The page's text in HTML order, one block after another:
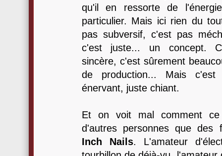
qu'il en ressorte de
particulier. Mais ici rien du
pas subversif, c'est pas
c'est juste... un concept.
sincère, c'est sûrement
de production... Mais
énervant, juste chiant.
Et on voit mal comment ce
d'autres personnes que
Inch Nails. L'amateur